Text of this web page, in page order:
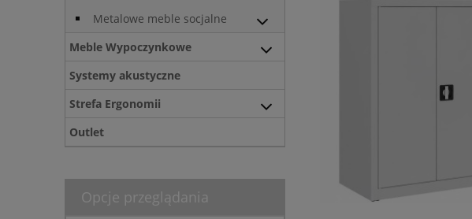
Metalowe meble socjalne
Meble Wypoczynkowe
Systemy akustyczne
Strefa Ergonomii
Outlet
Opcje przeglądania